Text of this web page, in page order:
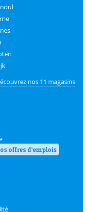
nos 11 magasins
offres d'emplois